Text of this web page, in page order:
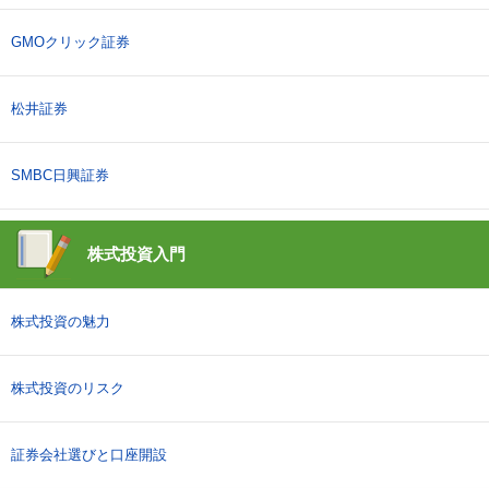
GMOクリック証券
松井証券
SMBC日興証券
株式投資入門
株式投資の魅力
株式投資のリスク
証券会社選びと口座開設